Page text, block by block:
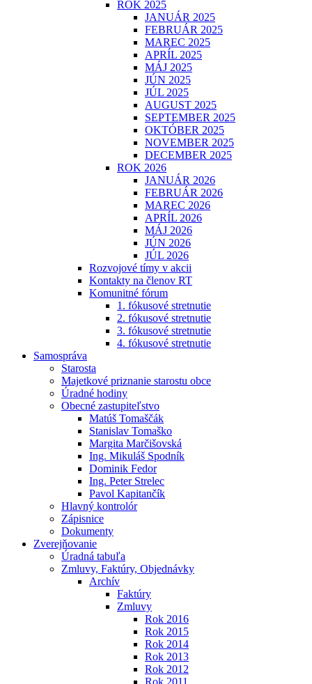
ROK 2025
JANUÁR 2025
FEBRUÁR 2025
MAREC 2025
APRÍL 2025
MÁJ 2025
JÚN 2025
JÚL 2025
AUGUST 2025
SEPTEMBER 2025
OKTÓBER 2025
NOVEMBER 2025
DECEMBER 2025
ROK 2026
JANUÁR 2026
FEBRUÁR 2026
MAREC 2026
APRÍL 2026
MÁJ 2026
JÚN 2026
JÚL 2026
Rozvojové tímy v akcii
Kontakty na členov RT
Komunitné fórum
1. fókusové stretnutie
2. fókusové stretnutie
3. fókusové stretnutie
4. fókusové stretnutie
Samospráva
Starosta
Majetkové priznanie starostu obce
Úradné hodiny
Obecné zastupiteľstvo
Matúš Tomaščák
Stanislav Tomaško
Margita Marčišovská
Ing. Mikuláš Spodník
Dominik Fedor
Ing. Peter Strelec
Pavol Kapitančík
Hlavný kontrolór
Zápisnice
Dokumenty
Zverejňovanie
Úradná tabuľa
Zmluvy, Faktúry, Objednávky
Archív
Faktúry
Zmluvy
Rok 2016
Rok 2015
Rok 2014
Rok 2013
Rok 2012
Rok 2011